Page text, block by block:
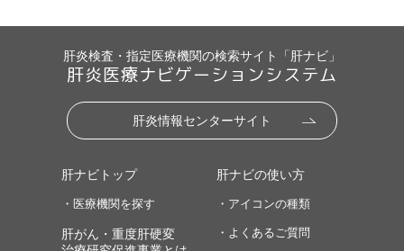
肝炎検査・指定医療機関の検索サイト「肝ナビ」
肝炎医療ナビゲーションシステム
肝炎情報センターサイト
肝ナビトップ
・医療機関を探す
肝がん・重度肝硬変
肝ナビの使い方
・アイコンの種類
・よくあるご質問